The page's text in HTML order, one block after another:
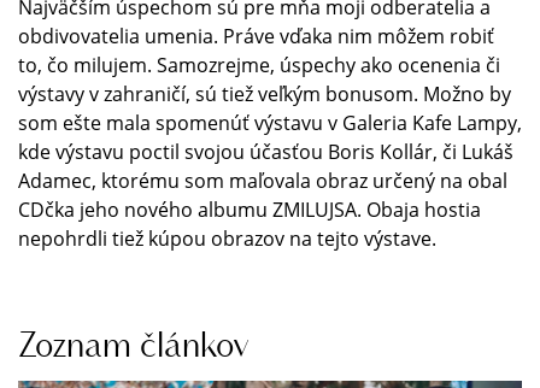
Najväčším úspechom sú pre mňa moji odberatelia a
obdivovatelia umenia. Práve vďaka nim môžem robiť
to, čo milujem. Samozrejme, úspechy ako ocenenia či
výstavy v zahraničí, sú tiež veľkým bonusom. Možno by
som ešte mala spomenúť výstavu v Galeria Kafe Lampy,
kde výstavu poctil svojou účasťou Boris Kollár, či Lukáš
Adamec, ktorému som maľovala obraz určený na obal
CDčka jeho nového albumu ZMILUJSA. Obaja hostia
nepohrdli tiež kúpou obrazov na tejto výstave.
Zoznam článkov